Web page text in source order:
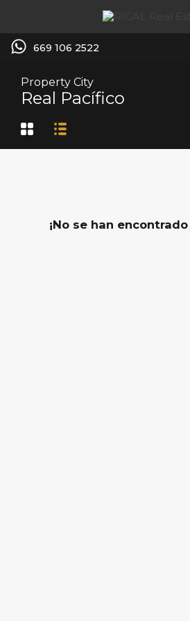
669 106 2522
Property City
Real Pacífico
¡No se han